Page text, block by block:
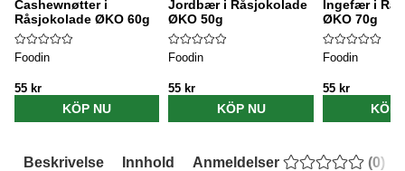
Cashewnøtter i
Råsjokolade ØKO 60g
Foodin
55 kr
KÖP NU
Jordbær i Råsjokolade
ØKO 50g
Foodin
55 kr
KÖP NU
Ingefær i
ØKO 70g
Foodin
55 kr
KÖP
Beskrivelse Innhold Anmeldelser (0)